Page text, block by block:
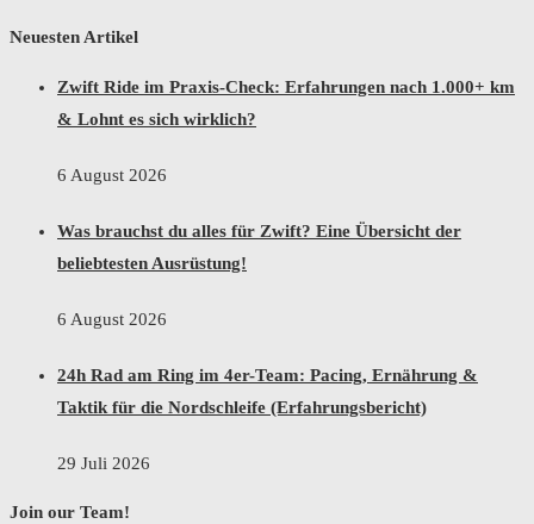
Neuesten Artikel
Zwift Ride im Praxis-Check: Erfahrungen nach 1.000+ km
& Lohnt es sich wirklich?
6 August 2026
Was brauchst du alles für Zwift? Eine Übersicht der
beliebtesten Ausrüstung!
6 August 2026
24h Rad am Ring im 4er-Team: Pacing, Ernährung &
Taktik für die Nordschleife (Erfahrungsbericht)
29 Juli 2026
Join our Team!